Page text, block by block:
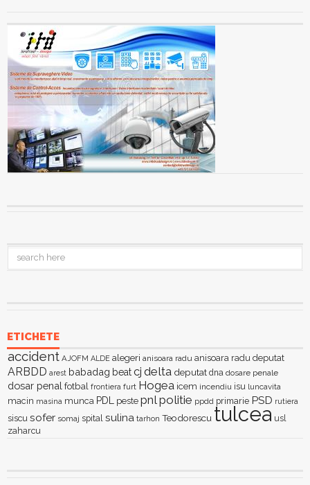
ETICHETE
accident AJOFM ALDE alegeri anisoara radu anisoara radu deputat
ARBDD arest babadag beatcj delta deputat dna dosare penale
dosar penal fotbal frontiera furt Hogea icem incendiu isu luncavita
macin masina munca PDL peste pnl politie ppdd primarie PSD rutiera
siscu sofer somaj spital sulina tarhon Teodorescu tulcea usl
zaharcu